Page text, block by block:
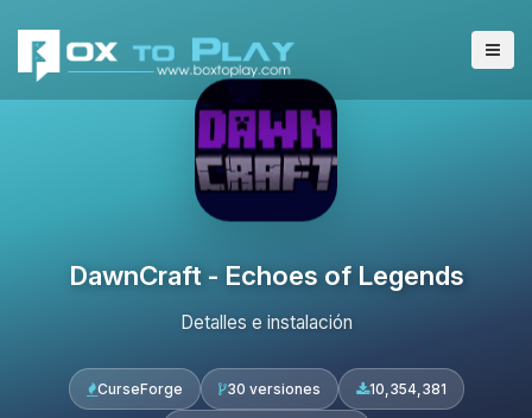
DawnCraft - Echoes of Legends
Detalles e instalación
CurseForge 30 versiones 10,354,381